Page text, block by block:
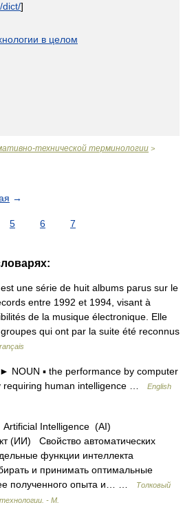
dict/]
в целом
технической терминологии >
→
5 6 7
une série de huit albums parus sur le
entre 1992 et 1994, visant à
de la musique électronique. Elle
qui ont par la suite été reconnus
NOUN ▪ the performance by computer
requiring human intelligence …
English
Intelligence (AI)
(ИИ) Свойство автоматических
функции интеллекта
и принимать оптимальные
полученного опыта и… …
Толковый
- М.